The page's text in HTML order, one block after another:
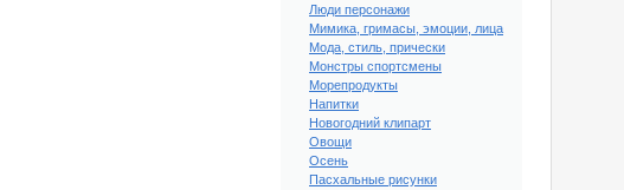
Люди персонажи
Мимика, гримасы, эмоции, лица
Мода, стиль, прически
Монстры спортсмены
Морепродукты
Напитки
Новогодний клипарт
Овощи
Осень
Пасхальные рисунки